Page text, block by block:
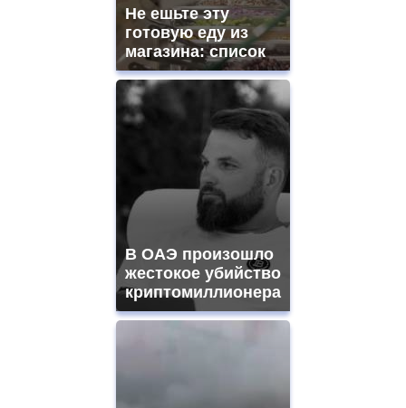
Не ешьте эту
готовую еду из
магазина: список
В ОАЭ произошло
жестокое убийство
криптомиллионера